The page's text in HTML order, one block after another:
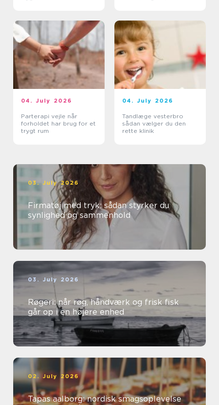
04. July 2026
Parterapi vejle når
forholdet har brug for et
trygt rum
04. July 2026
Tandlæge vesterbro
sådan vælger du den
rette klinik
03. July 2026
Firmatøj med tryk: sådan styrker du
synlighed og sammenhold
03. July 2026
Røgeri: når røg, håndværk og frisk fisk
går op i en højere enhed
02. July 2026
Tapas aalborg: nordisk smagsoplevelse